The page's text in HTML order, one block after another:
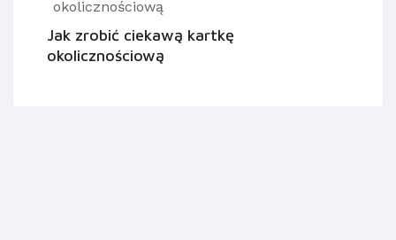
Jak zrobić ciekawą kartkę
okolicznościową